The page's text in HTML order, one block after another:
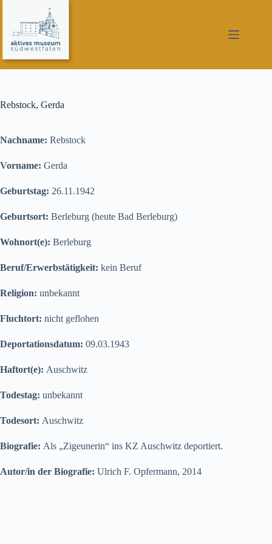
springen
Rebstock, Gerda
Nachname: Rebstock
Vorname: Gerda
Geburtstag: 26.11.1942
Geburtsort: Berleburg (heute Bad Berleburg)
Wohnort(e): Berleburg
Beruf/Erwerbstätigkeit: kein Beruf
Religion: unbekannt
Fluchtort: nicht geflohen
Deportationsdatum: 09.03.1943
Haftort(e): Auschwitz
Todestag: unbekannt
Todesort: Auschwitz
Biografie: Als „Zigeunerin“ ins KZ Auschwitz deportiert.
Autor/in der Biografie: Ulrich F. Opfermann, 2014